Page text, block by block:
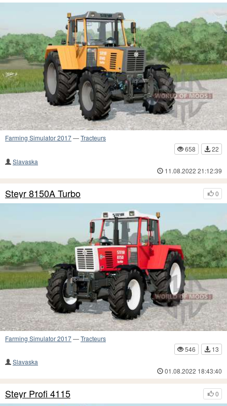
Farming Simulator 2017—Tracteurs
658
22
Slavaska
11.08.2022 21:12:39
0
Steyr 8150A Turbo
Farming Simulator 2017—Tracteurs
546
13
Slavaska
01.08.2022 18:43:40
0
Steyr Profi 4115